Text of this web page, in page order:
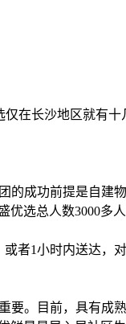
在长沙地区就有
成功前提是自建
选总人数3000多人
者1小时内送达
。目前，具有成